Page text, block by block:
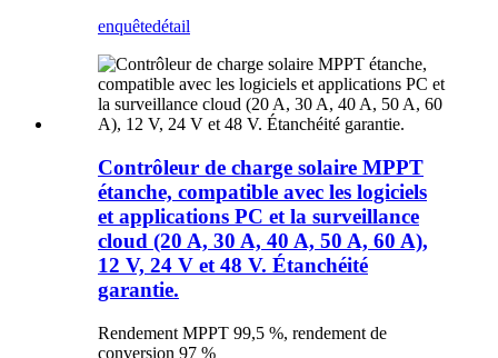
enquêtedétail
Contrôleur de charge solaire MPPT
étanche, compatible avec les logiciels
et applications PC et la surveillance
cloud (20 A, 30 A, 40 A, 50 A, 60 A),
12 V, 24 V et 48 V. Étanchéité
garantie.
Rendement MPPT 99,5 %, rendement de
conversion 97 %